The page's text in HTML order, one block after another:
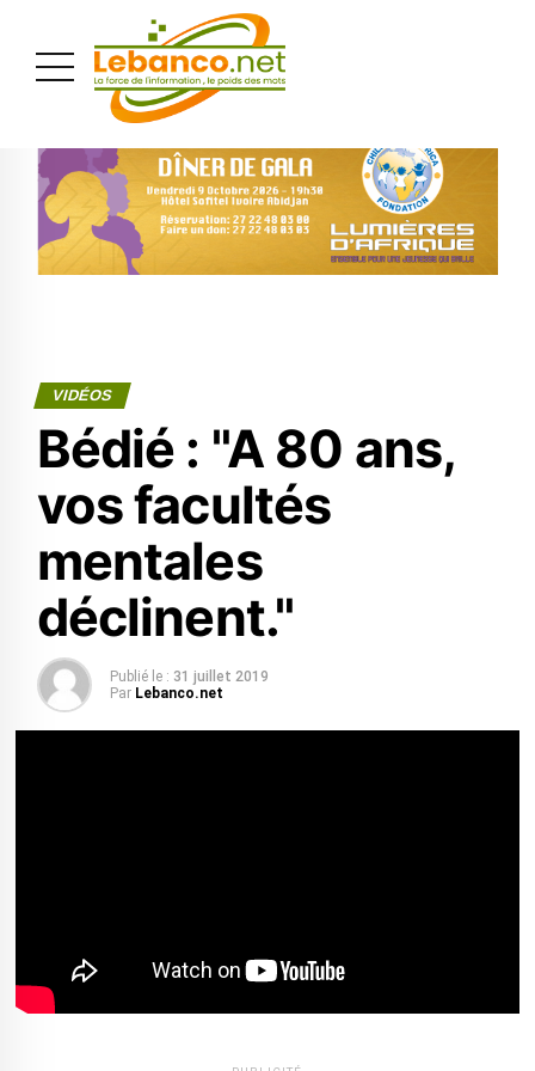
VIDÉOS
Bédié : "A 80 ans,
vos facultés
mentales
déclinent."
Publié le : 31 juillet 2019
Par Lebanco.net